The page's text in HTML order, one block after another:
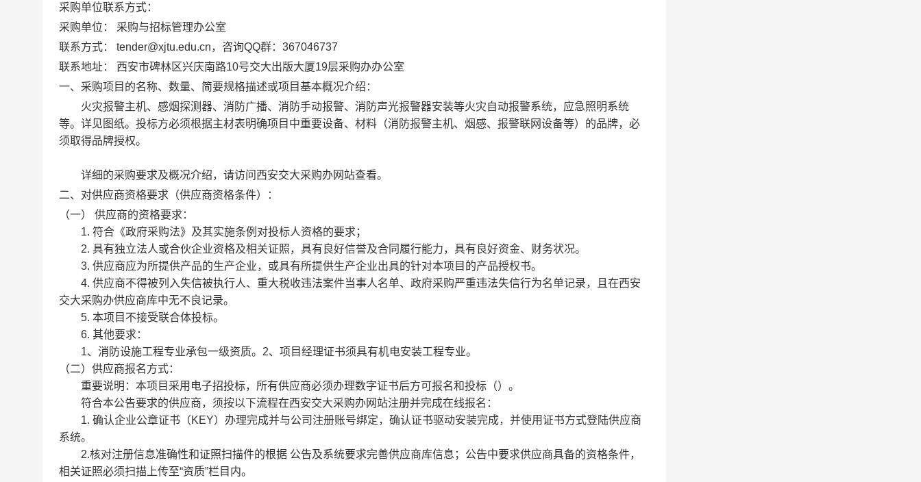
采购单位联系方式：
采购单位：
采购与招标管理办公室
联系方式：
tender@xjtu.edu.cn，咨询QQ群：367046737
联系地址：
西安市碑林区兴庆南路10号交大出版大厦19层采购办办公室
一、采购项目的名称、数量、简要规格描述或项目基本概况介绍：
火灾报警主机、感烟探测器、消防广播、消防手动报警、消防声光报警器安装等火灾自动报警系统，应急照明系统
等。详见图纸。投标方必须根据主材表明确项目中重要设备、材料（消防报警主机、烟感、报警联网设备等）的品牌，必
须取得品牌授权。
详细的采购要求及概况介绍，请访问西安交大采购办网站查看。
二、对供应商资格要求（供应商资格条件）：
（一） 供应商的资格要求：
1. 符合《政府采购法》及其实施条例对投标人资格的要求；
2. 具有独立法人或合伙企业资格及相关证照，具有良好信誉及合同履行能力，具有良好资金、财务状况。
3. 供应商应为所提供产品的生产企业，或具有所提供生产企业出具的针对本项目的产品授权书。
4. 供应商不得被列入失信被执行人、重大税收违法案件当事人名单、政府采购严重违法失信行为名单记录，且在西安
交大采购办供应商库中无不良记录。
5. 本项目不接受联合体投标。
6. 其他要求：
1、消防设施工程专业承包一级资质。2、项目经理证书须具有机电安装工程专业。
（二）供应商报名方式：
重要说明：本项目采用电子招投标，所有供应商必须办理数字证书后方可报名和投标（）。
符合本公告要求的供应商，须按以下流程在西安交大采购办网站注册并完成在线报名：
1. 确认企业公章证书（KEY）办理完成并与公司注册账号绑定，确认证书驱动安装完成，并使用证书方式登陆供应商
系统。
2.核对注册信息准确性和证照扫描件的根据 公告及系统要求完善供应商库信息；公告中要求供应商具备的资格条件，
相关证照必须扫描上传至“资质”栏目内。